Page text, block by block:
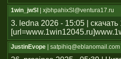
1win_jwSl | xjbhpahixSl@ventura17.ru
3. ledna 2026 - 15:05 |
JustinEvope | satpihiq@eblanomail.com